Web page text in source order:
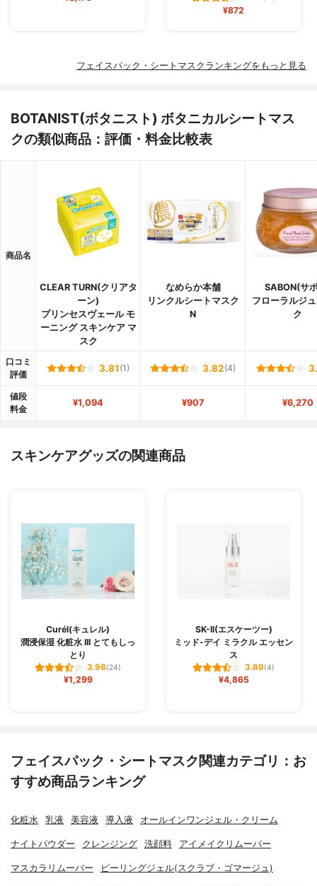
¥872
フェイスパック・シートマスクランキングをもっと見る
BOTANIST(ボタニスト) ボタニカルシートマス
クの類似商品：評価・料金比較表
商品名
CLEAR TURN(クリアタ
ーン)
プリンセスヴェール モ
ーニング スキンケア マ
スク
なめらか本舗
リンクルシートマスク
N
SABON(サ
フローラルジ
ク
口コミ
評価
3.81 (1) 3.82(4)
値段
料金
¥1,094 ¥907 ¥6,270
スキンケアグッズの関連商品
Curél(キュレル)
潤浸保湿 化粧水 III とてもしっ
とり
3.98(24)
¥1,299
SK-II(エスケーツー)
ミッド-デイ ミラクル エッセン
ス
3.89(4)
¥4,865
フェイスパック・シートマスク関連カテゴリ：お
すすめ商品ランキング
化粧水 乳液 美容液 導入液 オールインワンジェル・クリーム
ナイトパウダー クレンジング 洗顔料 アイメイクリムーバー
マスカラリムーバー ピーリングジェル(スクラブ・ゴマージュ)